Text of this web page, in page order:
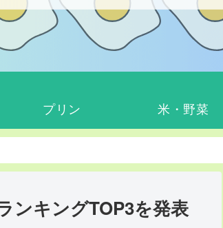
プリン 米・野菜
ンキングTOP3を発表